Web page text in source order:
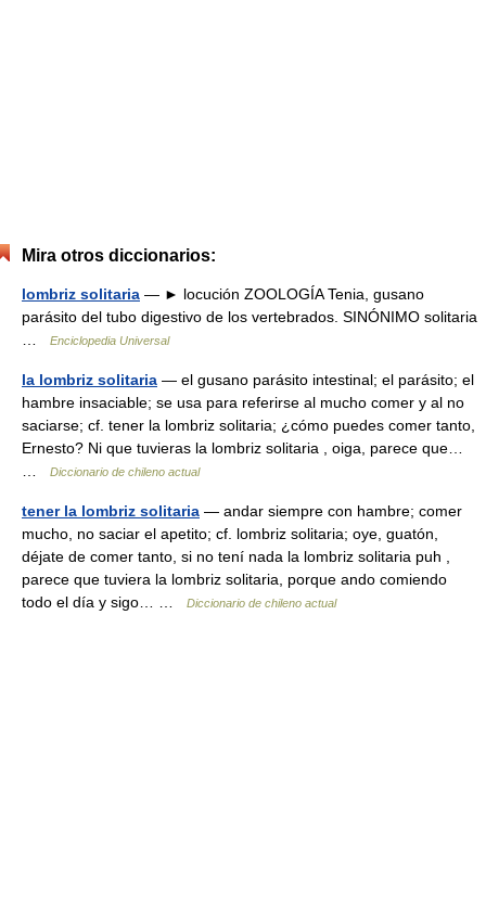
Mira otros diccionarios:
lombriz solitaria — ► locución ZOOLOGÍA Tenia, gusano
parásito del tubo digestivo de los vertebrados. SINÓNIMO solitaria
Enciclopedia Universal
la lombriz solitaria — el gusano parásito intestinal; el parásito; el
hambre insaciable; se usa para referirse al mucho comer y al no
saciarse; cf. tener la lombriz solitaria; ¿cómo puedes comer tanto,
Ernesto? Ni que tuvieras la lombriz solitaria , oiga, parece que…
Diccionario de chileno actual
tener la lombriz solitaria — andar siempre con hambre; comer
mucho, no saciar el apetito; cf. lombriz solitaria; oye, guatón,
déjate de comer tanto, si no tení nada la lombriz solitaria puh ,
parece que tuviera la lombriz solitaria, porque ando comiendo
todo el día y sigo… …
Diccionario de chileno actual